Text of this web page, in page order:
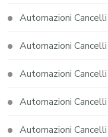
Automazioni
Automazioni
Automazioni
Automazioni
Automazioni